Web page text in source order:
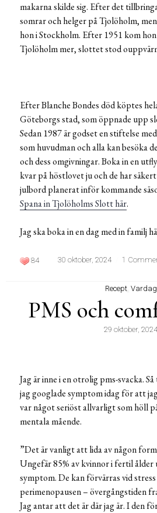
makarna skilde sig. Efter det
somrar och helger på Tjolöholm,
hon i Stockholm. Efter 1951 kom
Tjolöholm mer, slottet stod
Efter Blanche Bondes död köptes
Göteborgs stad, som öppnade upp
Sedan 1987 är godset en stiftelse
som huvudman och alla kan besöka
och dess omgivningar. Boka in en
kvar på höstlovet ju och de har
julbord planerat inför kommande
Spana in Tjolöholms Slott här.
Jag ska boka in en dag med in familj
84 30 oktober, 2024 1
Recept, Vardag
PMS och
29 oktober, 2024
Jag är inne i en otrolig pms-svacka.
jag googlade symptom idag för att
var något seriöst allvarligt som höll
mentala mående.
”Det är vanligt att lida av någon form
Ungefär 85% av kvinnor i fertil ålder
symptom. De kan förvärras vid
perimenopausen – övergångstiden
Jag antar att det är där jag är. I den